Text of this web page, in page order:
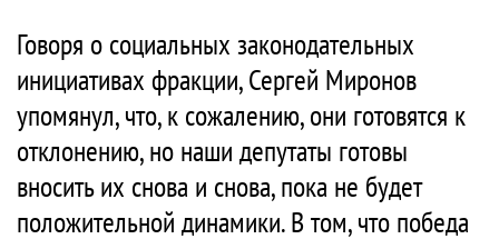
Говоря о социальных законодательных
инициативах фракции, Сергей Миронов
упомянул, что, к сожалению, они готовятся к
отклонению, но наши депутаты готовы
вносить их снова и снова, пока не будет
положительной динамики. В том, что победа